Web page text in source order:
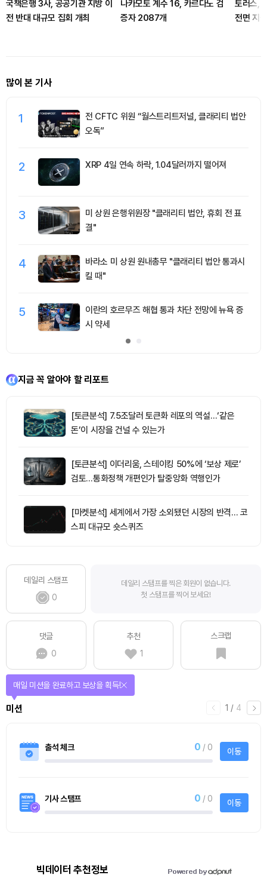
국책은행 3사, 공공기관 지방 이
전 반대 대규모 집회 개최
나카모토 계수 16, 카르다노 검
증자 2087개
토러스,
전면 지
많이 본 기사
1
전 CFTC 위원 “월스트리트저널, 클래리티 법안
오독”
2 XRP 4일 연속 하락, 1.04달러까지 떨어져
3
미 상원 은행위원장 "클래리티 법안, 휴회 전 표
결"
4
바라소 미 상원 원내총무 "클래리티 법안 통과시
킬 때"
5
이란의 호르무즈 해협 통과 차단 전망에 뉴욕 증
시 약세
지금 꼭 알아야 할 리포트
[토큰분석] 7.5조달러 토큰화 레포의 역설…‘같은
돈’이 시장을 건널 수 있는가
[토큰분석] 이더리움, 스테이킹 50%에 ‘보상 제로’
검토…통화정책 개편인가 탈중앙화 역행인가
[마켓분석] 세계에서 가장 소외됐던 시장의 반격… 코
스피 대규모 숏스퀴즈
데일리 스탬프
0
데일리 스탬프를 찍은 회원이 없습니다.
첫 스탬프를 찍어 보세요!
댓글
0
추천
1
스크랩
1 / 4
미션
매일 미션을 완료하고 보상을 획득!
출석 체크 0 / 0 이동
기사 스탬프 0 / 0 이동
빅데이터 추천정보